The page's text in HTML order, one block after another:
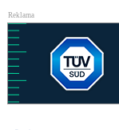
Reklama